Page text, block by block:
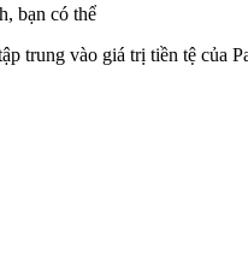
bạn có thể
trung vào giá trị tiền tệ của